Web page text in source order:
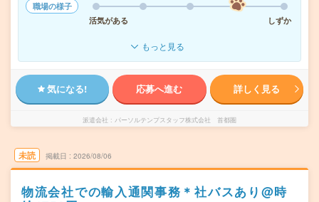
職場の様子
活気がある
しずか
もっと見る
気になる! 応募へ進む 詳しく見る
派遣会社 パーソルテンプスタッフ株式会社 首都圏
未読 掲載日 2026/08/06
物流会社での輸入通関事務＊社バスあり@時